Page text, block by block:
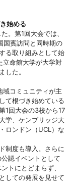
始める
。第1回大会では、
国賓訪問と同時期の
る取り組みとして始
立命館大学が大学対
した。
コミュニティが主
て根づき始めている
1回大会の3校から17
学、ケンブリッジ大
ロンドン（UCL）な
制度も導入。さらに
認イベントとして
トにとどまらず、
しての発展を見せて